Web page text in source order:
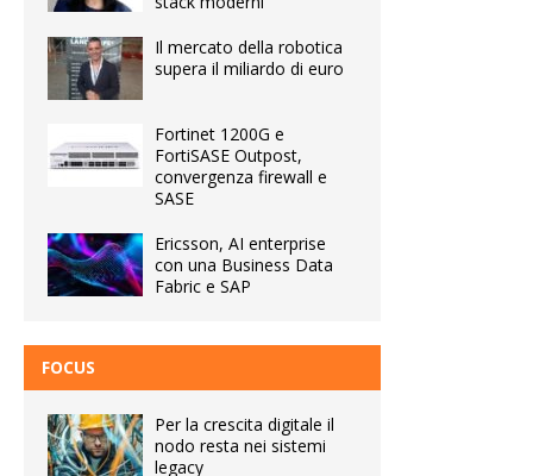
Il mercato della robotica
supera il miliardo di euro
Fortinet 1200G e
FortiSASE Outpost,
convergenza firewall e
SASE
Ericsson, AI enterprise
con una Business Data
Fabric e SAP
FOCUS
Per la crescita digitale il
nodo resta nei sistemi
legacy